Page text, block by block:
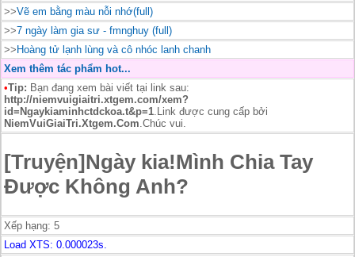
>>Vẽ em bằng màu nỗi nhớ(full)
>>7 ngày làm gia sư - fmnghuy (full)
>>Hoàng tử lạnh lùng và cô nhóc lanh chanh
Xem thêm tác phẩm hot...
•Tip: Bạn đang xem bài viết tại link sau:
http://niemvuigiaitri.xtgem.com/xem?
id=Ngaykiaminhctdckoa.t&p=1 .Link được cung cấp bởi
NiemVuiGiaiTri.Xtgem.Com .Chúc vui.
[Truyện]Ngày kia!Mình Chia Tay
Được Không Anh?
Xếp hạng: 5
Load XTS: 0.000023s.